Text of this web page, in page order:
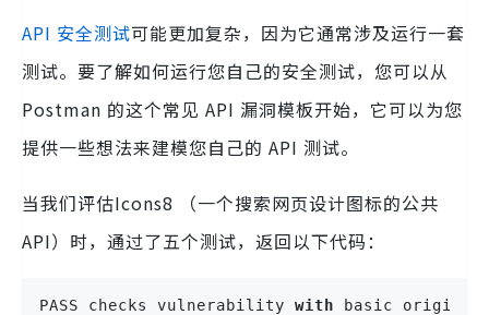
API 安全测试可能更加复杂，因为它通常涉及运行一套
测试。要了解如何运行您自己的安全测试，您可以从
Postman 的这个常见 API 漏洞模板开始，它可以为您
提供一些想法来建模您自己的 API 测试。
当我们评估Icons8 （一个搜索网页设计图标的公共
API）时，通过了五个测试，返回以下代码：
PASS checks vulnerability with basic origin